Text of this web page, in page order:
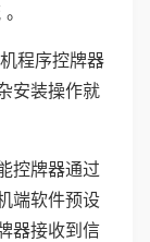
程序控牌器
安装操作就
控牌器通过
端软件预设
器接收到信